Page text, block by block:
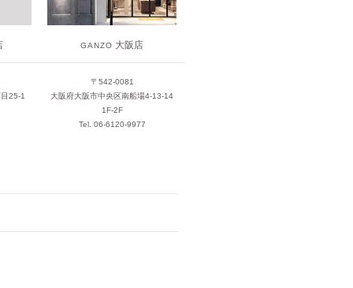
25-1
GANZO 大阪店
〒542-0081
大阪府大阪市中央区南船場4-13-14
1F-2F
Tel. 06-6120-9977